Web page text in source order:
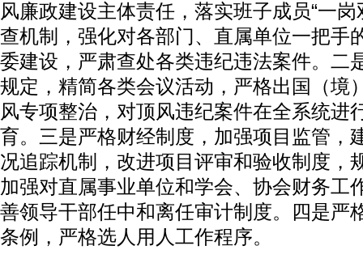
风廉政建设主体责任，落实班子成员“一
查机制，强化对各部门、直属单位一把手
委建设，严肃查处各类违纪违法案件。二
规定，精简各类会议活动，严格出国（境
风专项整治，对顶风违纪案件在全系统进
育。三是严格财经制度，加强项目监管，
况追踪机制，改进项目评审和验收制度，
加强对直属事业单位和学会、协会财务工
善领导干部任中和离任审计制度。四是严
条例，严格选人用人工作程序。